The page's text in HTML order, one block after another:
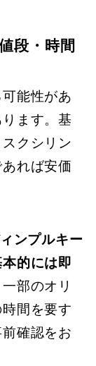
段・時間
能性があ
ます。基
クシリン
れば安価
ンプルキー
的には即
部のオリ
間を要す
確認をお